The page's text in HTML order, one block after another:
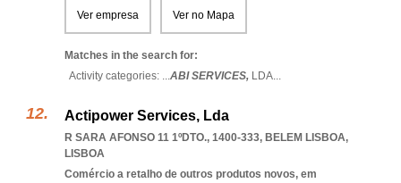
Ver empresa Ver no Mapa
Matches in the search for:
Activity categories: ...ABI SERVICES, LDA...
Actipower Services, Lda
R SARA AFONSO 11 1ºDTO., 1400-333, BELEM LISBOA,
LISBOA
Comércio a retalho de outros produtos novos, em